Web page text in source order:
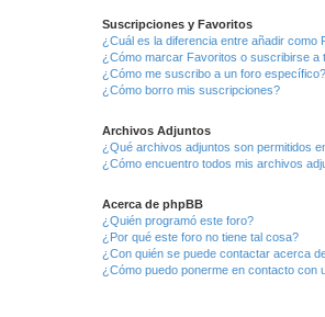
Suscripciones y Favoritos
¿Cuál es la diferencia entre añadir como
¿Cómo marcar Favoritos o suscribirse a
¿Cómo me suscribo a un foro específico?
¿Cómo borro mis suscripciones?
Archivos Adjuntos
¿Qué archivos adjuntos son permitidos
¿Cómo encuentro todos mis archivos
Acerca de phpBB
¿Quién programó este foro?
¿Por qué este foro no tiene tal cosa?
¿Con quién se puede contactar acerca
¿Cómo puedo ponerme en contacto con